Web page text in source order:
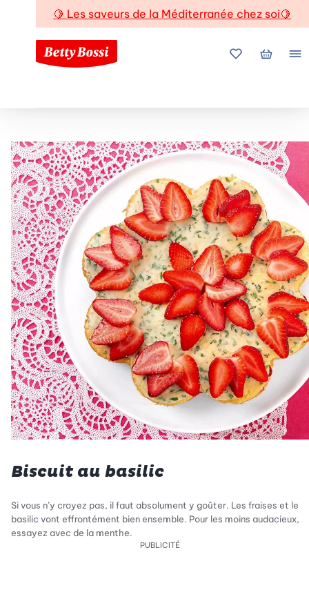
🍋 Les saveurs de la Méditerranée chez soi🍋
Mes favoris
Mon
Biscuit au basilic
Si vous n’y croyez pas, il faut absolument y goûter. Les fraises et le
basilic vont effrontément bien ensemble. Pour les moins audacieux,
essayez avec de la menthe.
PUBLICITÉ